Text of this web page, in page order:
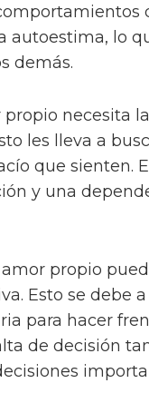
autoestima, lo
demás.
necesita
les lleva a
que sienten.
y una
propio
Esto se debe
para hacer
de decisión